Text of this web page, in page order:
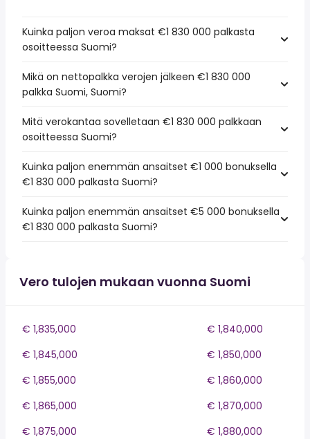
Kuinka paljon veroa maksat €1 830 000 palkasta
osoitteessa Suomi?
Mikä on nettopalkka verojen jälkeen €1 830 000
palkka Suomi, Suomi?
Mitä verokantaa sovelletaan €1 830 000 palkkaan
osoitteessa Suomi?
Kuinka paljon enemmän ansaitset €1 000 bonuksella
€1 830 000 palkasta Suomi?
Kuinka paljon enemmän ansaitset €5 000 bonuksella
€1 830 000 palkasta Suomi?
Vero tulojen mukaan vuonna Suomi
€ 1,835,000
€ 1,840,000
€ 1,845,000
€ 1,850,000
€ 1,855,000
€ 1,860,000
€ 1,865,000
€ 1,870,000
€ 1,875,000
€ 1,880,000